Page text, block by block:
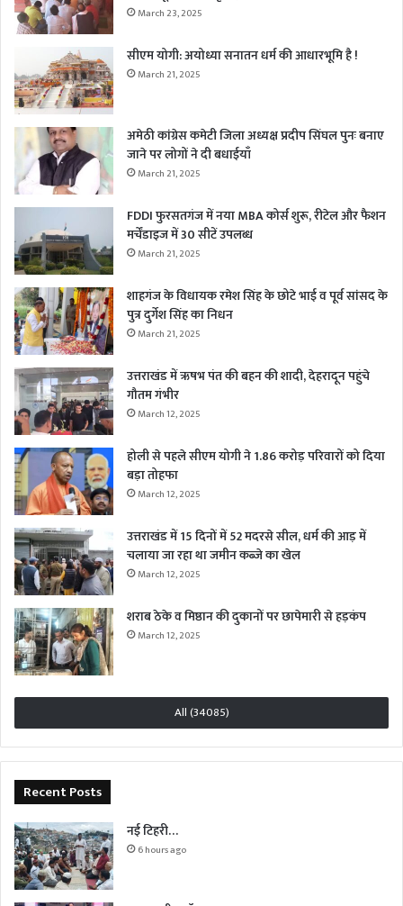
March 23, 2025
सीएम योगी: अयोध्या सनातन धर्म की आधारभूमि है !
March 21, 2025
अमेठी कांग्रेस कमेटी जिला अध्यक्ष प्रदीप सिंघल पुनः बनाए
जाने पर लोगों ने दी बधाईयाँ
March 21, 2025
FDDI फुरसतगंज में नया MBA कोर्स शुरू, रीटेल और फैशन
मर्चेंडाइज में 30 सीटें उपलब्ध
March 21, 2025
शाहगंज के विधायक रमेश सिंह के छोटे भाई व पूर्व सांसद के
पुत्र दुर्गेश सिंह का निधन
March 21, 2025
उत्तराखंड में ऋषभ पंत की बहन की शादी, देहरादून पहुंचे
गौतम गंभीर
March 12, 2025
होली से पहले सीएम योगी ने 1.86 करोड़ परिवारों को दिया
बड़ा तोहफा
March 12, 2025
उत्तराखंड में 15 दिनों में 52 मदरसे सील, धर्म की आड़ में
चलाया जा रहा था जमीन कब्जे का खेल
March 12, 2025
शराब ठेके व मिष्ठान की दुकानों पर छापेमारी से हड़कंप
March 12, 2025
All (34085)
Recent Posts
नई टिहरी…
6 hours ago